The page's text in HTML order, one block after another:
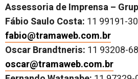
Assessoria de Imprensa –
Fábio Saulo Costa: 11 99191-
fabio@tramaweb.com.br
Oscar Brandtneris: 11 93208-
oscar@tramaweb.com.br